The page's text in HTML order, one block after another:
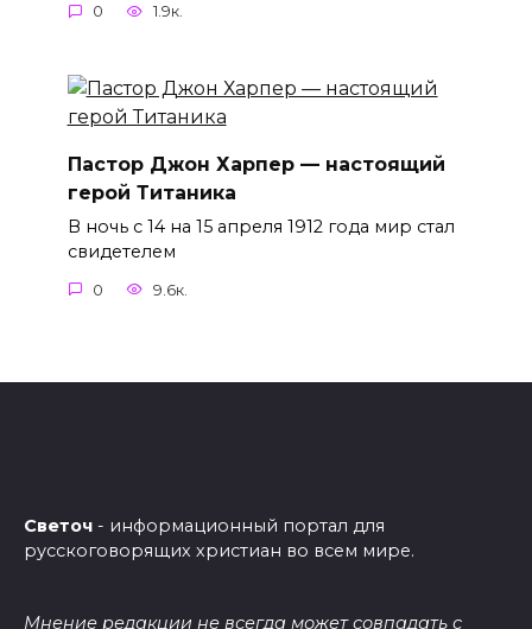
0 1.9к.
Пастор Джон Харпер — настоящий
герой Титаника
В ночь с 14 на 15 апреля 1912 года мир стал
свидетелем
0 9.6к.
Светоч - информационный портал для
русскоговорящих христиан во всем мире.
Мнение редакции не всегда может совпадать с